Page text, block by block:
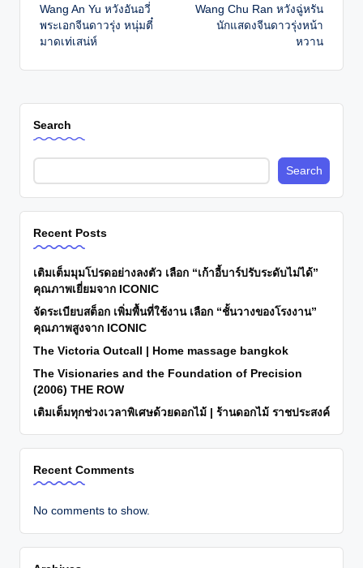
navigation
Wang An Yu หวังอันอวี่
พระเอกจีนดาวรุ่ง หนุ่มตี๋
มาดเท่เสน่ห์
Wang Chu Ran หวังฉู่หรัน
นักแสดงจีนดาวรุ่งหน้า
หวาน
Search
Search
Recent Posts
เติมเต็มมุมโปรดอย่างลงตัว เลือก “เก้าอี้บาร์ปรับระดับไม่ได้”
คุณภาพเยี่ยมจาก ICONIC
จัดระเบียบสต็อก เพิ่มพื้นที่ใช้งาน เลือก “ชั้นวางของโรงงาน”
คุณภาพสูงจาก ICONIC
The Victoria Outcall | Home massage bangkok
The Visionaries and the Foundation of Precision
(2006) THE ROW
เติมเต็มทุกช่วงเวลาพิเศษด้วยดอกไม้ | ร้านดอกไม้ ราชประสงค์
Recent Comments
No comments to show.